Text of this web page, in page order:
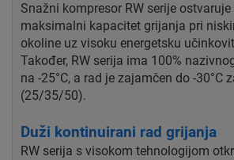
Snažni kompresor RW serije
maksimalni kapacitet grijanja pri
okoline uz visoku energetsku
Također, RW serija ima 100%
na -25°C, a rad je zajamčen do -30°C
(25/35/50).
Duži kontinuirani rad grijanja
RW serija s visokom tehnologijom